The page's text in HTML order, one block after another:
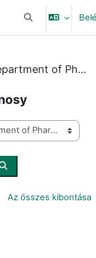
Keresési
Department of Pharmacognosy
Kurzusok keresése
Az összes kibontása